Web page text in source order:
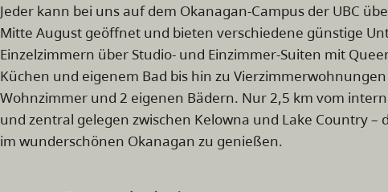
Jeder kann bei uns auf dem Okanagan-Campus der UBC
Mitte August geöffnet und bieten verschiedene günstige
Einzelzimmern über Studio- und Einzimmer-Suiten mit
Küchen und eigenem Bad bis hin zu
Wohnzimmer und 2 eigenen Bädern. Nur 2,5 km vom
und zentral gelegen zwischen Kelowna und Lake Country
im wunderschönen Okanagan zu genießen.